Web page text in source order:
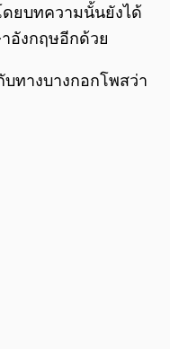
ดยบทความนั้นยังได้
อังกฤษอีกด้วย
ทางบางกอกโพสว่า